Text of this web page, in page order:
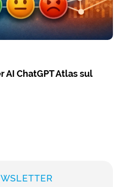
AI ChatGPT Atlas sul